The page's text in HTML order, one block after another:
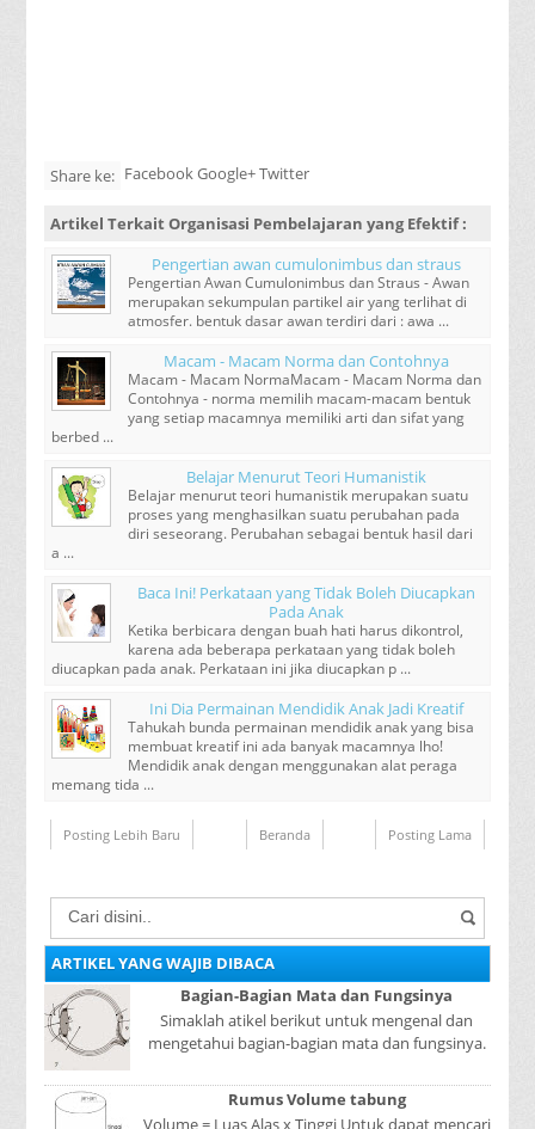
Share ke: Facebook Google+ Twitter
Artikel TerkaitOrganisasi Pembelajaran yang Efektif:
Pengertian awan cumulonimbus dan straus
Pengertian Awan Cumulonimbus dan Straus - Awan
merupakan sekumpulan partikel air yang terlihat di
atmosfer. bentuk dasar awan terdiri dari : awa ...
Macam - Macam Norma dan Contohnya
Macam - Macam NormaMacam - Macam Norma dan
Contohnya - norma memilih macam-macam bentuk
yang setiap macamnya memiliki arti dan sifat yang
berbed ...
Belajar Menurut Teori Humanistik
Belajar menurut teori humanistik merupakan suatu
proses yang menghasilkan suatu perubahan pada
diri seseorang. Perubahan sebagai bentuk hasil dari
a ...
Baca Ini! Perkataan yang Tidak Boleh Diucapkan
Pada Anak
Ketika berbicara dengan buah hati harus dikontrol,
karena ada beberapa perkataan yang tidak boleh
diucapkan pada anak. Perkataan ini jika diucapkan p ...
Ini Dia Permainan Mendidik Anak Jadi Kreatif
Tahukah bunda permainan mendidik anak yang bisa
membuat kreatif ini ada banyak macamnya lho!
Mendidik anak dengan menggunakan alat peraga
memang tida ...
Posting Lebih Baru Posting Lama
Beranda
ARTIKEL YANG WAJIB DIBACA
Bagian-Bagian Mata dan Fungsinya
Simaklah atikel berikut untuk mengenal dan
mengetahui bagian-bagian mata dan fungsinya.
mer...
Rumus Volume tabung
Volume = Luas Alas x Tinggi Untuk dapat mencari